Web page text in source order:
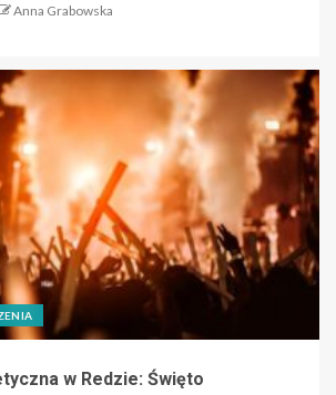
Anna Grabowska
w Redzie: Święto